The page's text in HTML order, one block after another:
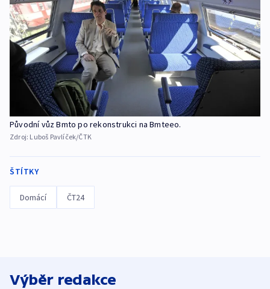
Původní vůz Bmto po rekonstrukci na Bmteeo.
Zdroj: Luboš Pavlíček/ČTK
ŠTÍTKY
Domácí ČT24
Výběr redakce